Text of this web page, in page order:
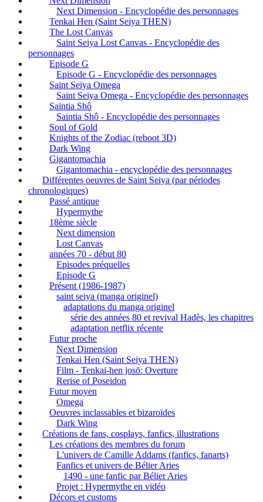
Next Dimension - Encyclopédie des personnages
Tenkai Hen (Saint Seiya THEN)
The Lost Canvas
Saint Seiya Lost Canvas - Encyclopédie des
personnages
Episode G
Episode G - Encyclopédie des personnages
Saint Seiya Omega
Saint Seiya Omega - Encyclopédie des personnages
Saintia Shô
Saintia Shô - Encyclopédie des personnages
Soul of Gold
Knights of the Zodiac (reboot 3D)
Dark Wing
Gigantomachia
Gigantomachia - encyclopédie des personnages
Différentes oeuvres de Saint Seiya (par périodes
chronologiques)
Passé antique
Hypermythe
18ème siècle
Next dimension
Lost Canvas
années 70 - début 80
Episodes préquelles
Episode G
Présent (1986-1987)
saint seiya (manga originel)
adaptations du manga originel
série des années 80 et revival Hadès, les chapitres
adaptation netflix récente
Futur proche
Next Dimension
Tenkai Hen (Saint Seiya THEN)
Film - Tenkai-hen josō: Overture
Rerise of Poseidon
Futur moyen
Omega
Oeuvres inclassables et bizaroïdes
Dark Wing
Créations de fans, cosplays, fanfics, illustrations
Les créations des membres du forum
L'univers de Camille Addams (fanfics, fanarts)
Fanfics et univers de Bélier Aries
1490 - une fanfic par Bélier Aries
Projet : Hypermythe en vidéo
Décors et customs